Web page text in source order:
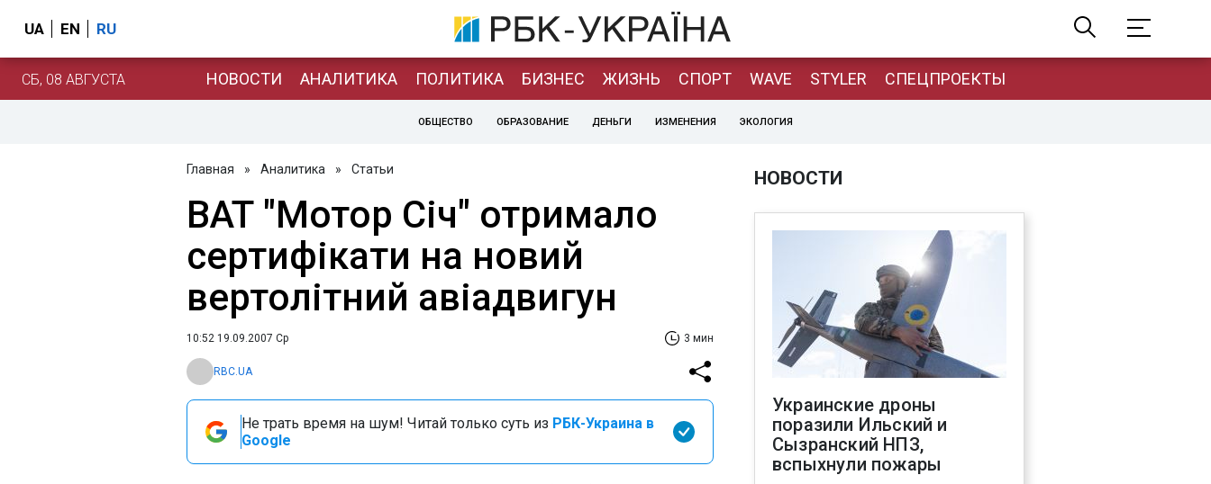
UA EN RU
СБ, 08 АВГУСТА НОВОСТИ АНАЛИТИКА ПОЛИТИКА БИЗНЕС ЖИЗНЬ СПОРТ WAVE STYLER СПЕЦПРОЕКТЫ
ОБЩЕСТВО ОБРАЗОВАНИЕ ДЕНЬГИ ИЗМЕНЕНИЯ ЭКОЛОГИЯ
Главная » Аналитика » Статьи
ВАТ "Мотор Сiч" отримало
сертифікати на новий
вертолітний авіадвигун
10:52 19.09.2007 Ср 3 мин
RBC.UA
Не трать время на шум! Читай только суть из РБК-Украина в
Google
НОВОСТИ
Украинские дроны
поразили Ильский и
Сызранский НПЗ,
вспыхнули пожары